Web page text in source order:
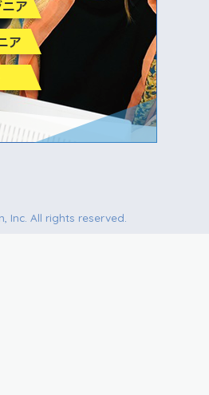
Inc. All rights reserved.